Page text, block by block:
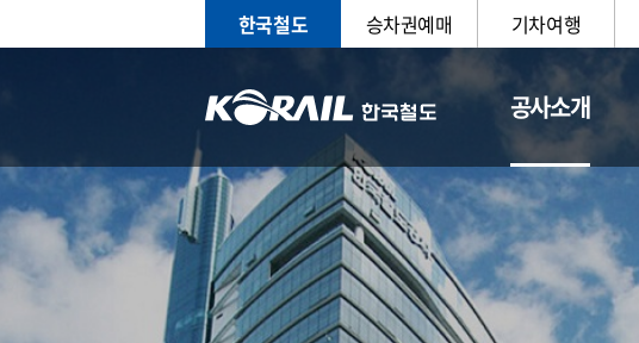
한국철도 승차권예매 기차여행
공사소개
CEO 일반현황